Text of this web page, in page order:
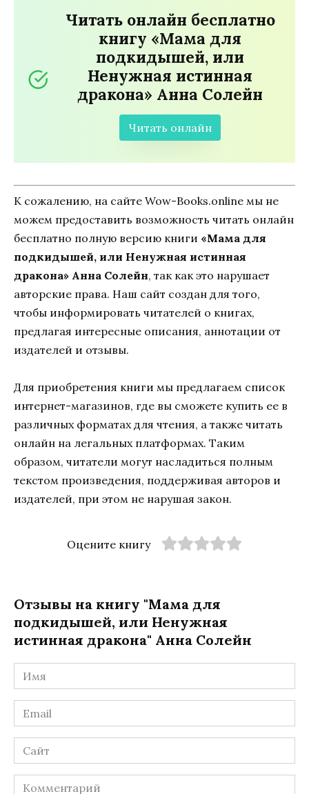
Читать онлайн бесплатно
книгу «Мама для
подкидышей, или
Ненужная истинная
дракона» Анна Солейн
Читать онлайн
К сожалению, на сайте Wow-Books.online мы не
можем предоставить возможность читать онлайн
бесплатно полную версию книги «Мама для
подкидышей, или Ненужная истинная
дракона» Анна Солейн, так как это нарушает
авторские права. Наш сайт создан для того,
чтобы информировать читателей о книгах,
предлагая интересные описания, аннотации от
издателей и отзывы.
Для приобретения книги мы предлагаем список
интернет-магазинов, где вы сможете купить ее в
различных форматах для чтения, а также читать
онлайн на легальных платформах. Таким
образом, читатели могут насладиться полным
текстом произведения, поддерживая авторов и
издателей, при этом не нарушая закон.
Оцените книгу
Отзывы на книгу "Мама для
подкидышей, или Ненужная
истинная дракона" Анна Солейн
Имя
*
Email
*
Сайт
Комментарий